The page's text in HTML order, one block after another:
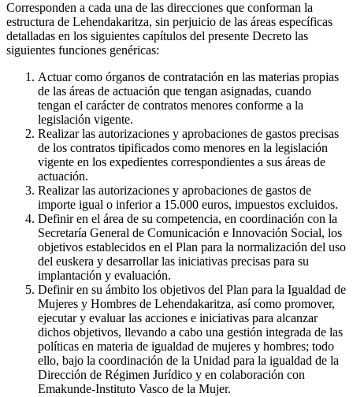
Corresponden a cada una de las direcciones que conforman la
estructura de Lehendakaritza, sin perjuicio de las áreas específicas
detalladas en los siguientes capítulos del presente Decreto las
siguientes funciones genéricas:
Actuar como órganos de contratación en las materias propias
de las áreas de actuación que tengan asignadas, cuando
tengan el carácter de contratos menores conforme a la
legislación vigente.
Realizar las autorizaciones y aprobaciones de gastos precisas
de los contratos tipificados como menores en la legislación
vigente en los expedientes correspondientes a sus áreas de
actuación.
Realizar las autorizaciones y aprobaciones de gastos de
importe igual o inferior a 15.000 euros, impuestos excluidos.
Definir en el área de su competencia, en coordinación con la
Secretaría General de Comunicación e Innovación Social, los
objetivos establecidos en el Plan para la normalización del uso
del euskera y desarrollar las iniciativas precisas para su
implantación y evaluación.
Definir en su ámbito los objetivos del Plan para la Igualdad de
Mujeres y Hombres de Lehendakaritza, así como promover,
ejecutar y evaluar las acciones e iniciativas para alcanzar
dichos objetivos, llevando a cabo una gestión integrada de las
políticas en materia de igualdad de mujeres y hombres; todo
ello, bajo la coordinación de la Unidad para la igualdad de la
Dirección de Régimen Jurídico y en colaboración con
Emakunde-Instituto Vasco de la Mujer.